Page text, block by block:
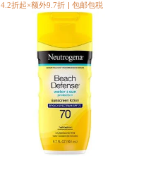
4.2折起×额外9.7折 包邮包税